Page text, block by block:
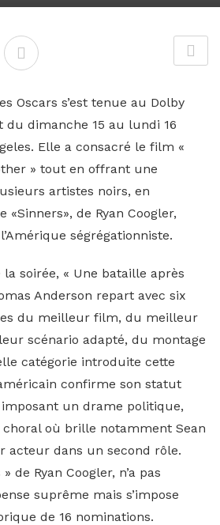
Oscars s’est tenue au Dolby
du dimanche 15 au lundi 16
Elle a consacré le film «
» tout en offrant une
artistes noirs, en
de Ryan Coogler,
ségrégationniste.
soirée, « Une bataille après
Anderson repart avec six
du meilleur film, du meilleur
scénario adapté, du montage
catégorie introduite cette
confirme son statut
un drame politique,
où brille notamment Sean
acteur dans un second rôle.
de Ryan Coogler, n’a pas
suprême mais s’impose
de 16 nominations.